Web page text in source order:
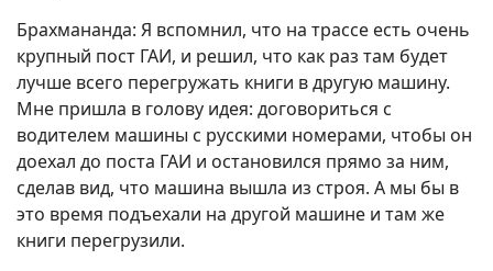
Брахмананда: Я вспомнил, что на трассе есть очень
крупный пост ГАИ, и решил, что как раз там будет
лучше всего перегружать книги в другую машину.
Мне пришла в голову идея: договориться с
водителем машины с русскими номерами, чтобы он
доехал до поста ГАИ и остановился прямо за ним,
сделав вид, что машина вышла из строя. А мы бы в
это время подъехали на другой машине и там же
книги перегрузили.